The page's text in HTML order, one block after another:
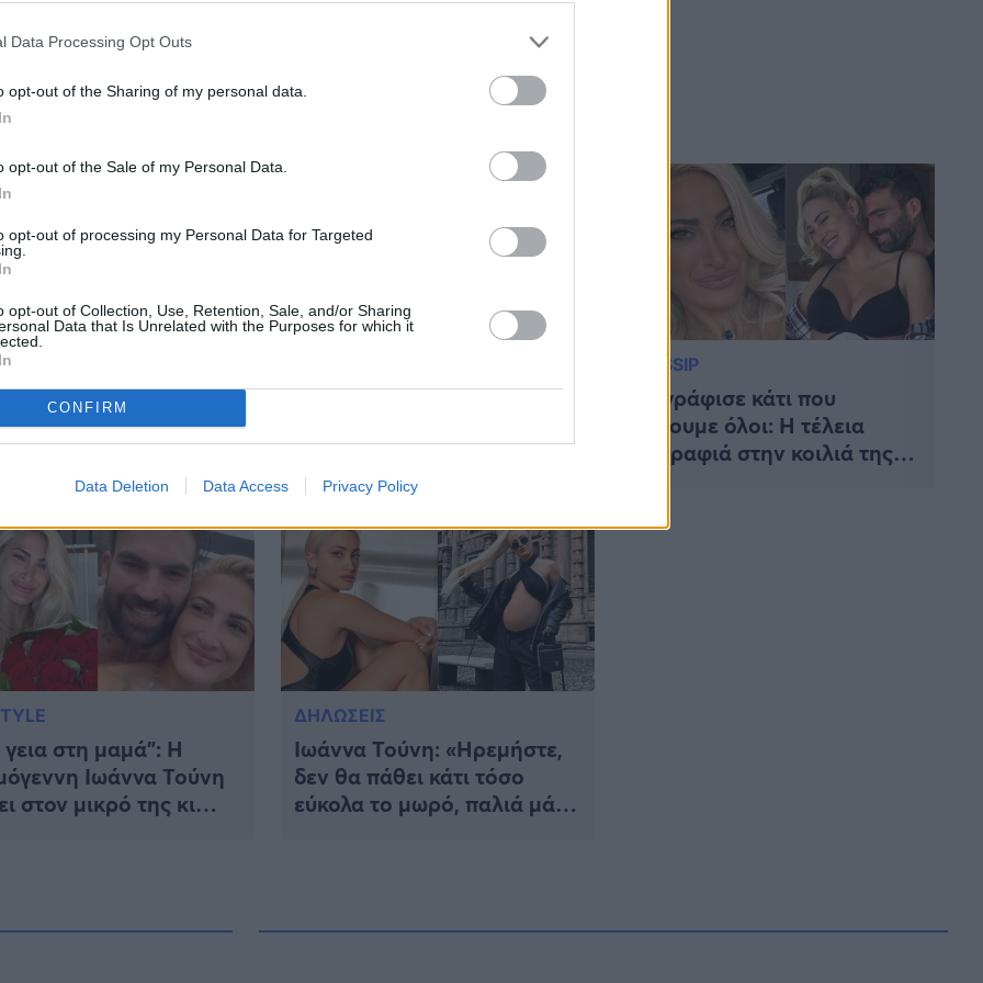
Data Processing Opt Outs
opt-out of the Sharing of my personal data.
opt-out of the Sale of my Personal Data.
opt-out of processing my Personal Data for Targeted
opt-out of Collection, Use, Retention, Sale, and/or Sharing
Data that Is Unrelated with the Purposes for which it
CONFIRM
Data Deletion Data Access Privacy Policy
Instagram να της στείλουν τις ερωτήσεις
μπορούσε με απόλυτη ειλικρίνεια.
η μεγάλη ώρα για το
Γονείς για πρώτη
σε λίγες ώρες Τούνη
Αλεξάνδρου – Οι
Χαμογελάει σαν τη μαμά
για πρώτη φορά το
πρόσωπο του μωρού της
GOSSIP
Ζωγράφισε κάτι που
ξέρουμε όλοι: Η τέλεια
ζωγραφιά στην κοιλιά της
γεια στη μαμά”: Η
Ιωάννα Τούνη
στον μικρό της κι
ΔΗΛΩΣΕΙΣ
Ιωάννα Τούνη: «Ηρεμήστε,
δεν θα πάθει κάτι τόσο
εύκολα το μωρό, παλιά μάς